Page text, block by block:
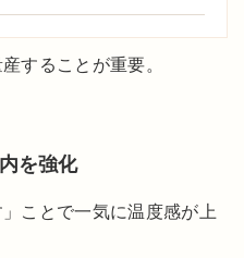
することが重要。
を強化
ことで一気に温度感が上